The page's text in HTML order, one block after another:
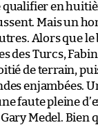
qualifier en
Mais un
Alors que le
des Turcs,
de terrain,
enjambées.
faute pleine
Medel. Bien